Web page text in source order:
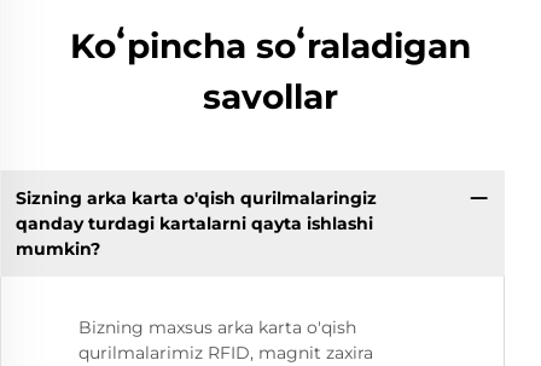
Koʻpincha soʻraladigan
savollar
Sizning arka karta o'qish qurilmalaringiz
qanday turdagi kartalarni qayta ishlashi
mumkin?
Bizning maxsus arka karta o'qish
qurilmalarimiz RFID, magnit zaxira